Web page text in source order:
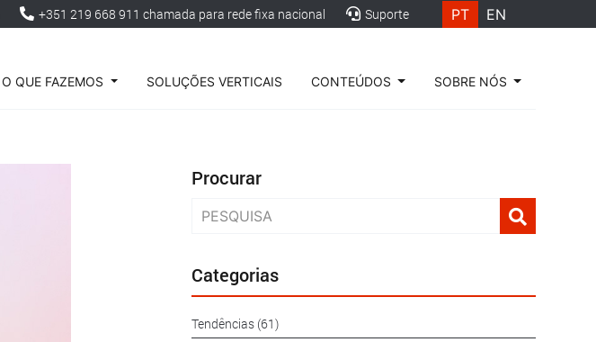
+351 219 668 911 chamada para rede fixa nacional Suporte PT EN
O QUE FAZEMOS SOLUÇÕES VERTICAIS CONTEÚDOS SOBRE NÓS
Procurar
Categorias
Tendências (61)